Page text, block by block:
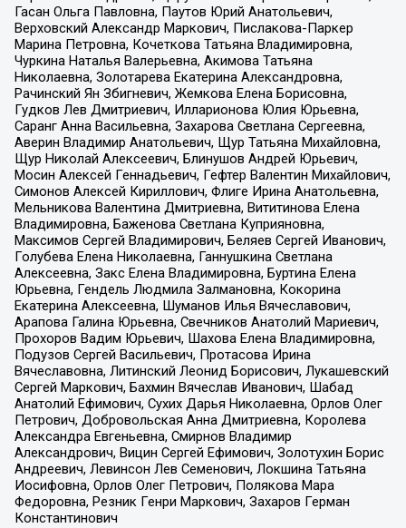
Гасан Ольга Павловна, Паутов Юрий Анатольевич,
Верховский Александр Маркович, Пислакова-Паркер
Марина Петровна, Кочеткова Татьяна Владимировна,
Чуркина Наталья Валерьевна, Акимова Татьяна
Николаевна, Золотарева Екатерина Александровна,
Рачинский Ян Збигневич, Жемкова Елена Борисовна,
Гудков Лев Дмитриевич, Илларионова Юлия Юрьевна,
Саранг Анна Васильевна, Захарова Светлана Сергеевна,
Аверин Владимир Анатольевич, Щур Татьяна Михайловна,
Щур Николай Алексеевич, Блинушов Андрей Юрьевич,
Мосин Алексей Геннадьевич, Гефтер Валентин Михайлович,
Симонов Алексей Кириллович, Флиге Ирина Анатольевна,
Мельникова Валентина Дмитриевна, Вититинова Елена
Владимировна, Баженова Светлана Куприяновна,
Максимов Сергей Владимирович, Беляев Сергей Иванович,
Голубева Елена Николаевна, Ганнушкина Светлана
Алексеевна, Закс Елена Владимировна, Буртина Елена
Юрьевна, Гендель Людмила Залмановна, Кокорина
Екатерина Алексеевна, Шуманов Илья Вячеславович,
Арапова Галина Юрьевна, Свечников Анатолий Мариевич,
Прохоров Вадим Юрьевич, Шахова Елена Владимировна,
Подузов Сергей Васильевич, Протасова Ирина
Вячеславовна, Литинский Леонид Борисович, Лукашевский
Сергей Маркович, Бахмин Вячеслав Иванович, Шабад
Анатолий Ефимович, Сухих Дарья Николаевна, Орлов Олег
Петрович, Добровольская Анна Дмитриевна, Королева
Александра Евгеньевна, Смирнов Владимир
Александрович, Вицин Сергей Ефимович, Золотухин Борис
Андреевич, Левинсон Лев Семенович, Локшина Татьяна
Иосифовна, Орлов Олег Петрович, Полякова Мара
Федоровна, Резник Генри Маркович, Захаров Герман
Константинович